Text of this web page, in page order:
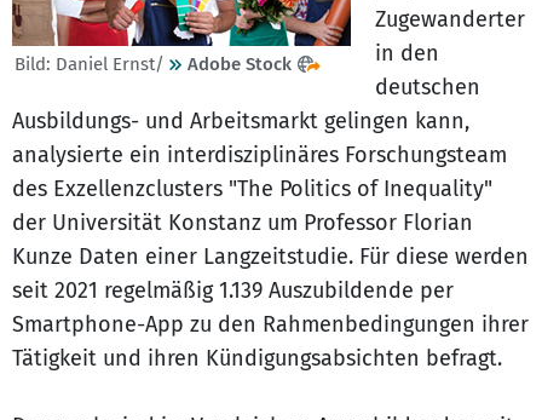
Bild: Daniel Ernst/ Adobe Stock
Zugewanderter
in den
deutschen
Ausbildungs- und Arbeitsmarkt gelingen kann,
analysierte ein interdisziplinäres Forschungsteam
des Exzellenzclusters "The Politics of Inequality"
der Universität Konstanz um Professor Florian
Kunze Daten einer Langzeitstudie. Für diese werden
seit 2021 regelmäßig 1.139 Auszubildende per
Smartphone-App zu den Rahmenbedingungen ihrer
Tätigkeit und ihren Kündigungsabsichten befragt.